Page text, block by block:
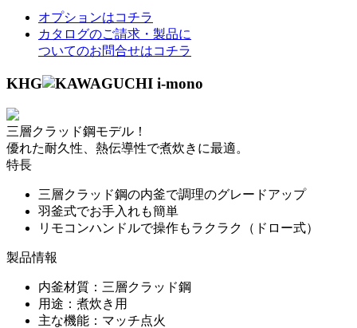
オプションはコチラ
カタログのご請求・製品に
ついてのお問合せはコチラ
KHG
三層クラッド鋼モデル！
優れた耐久性、熱伝導性で煮炊きに最適。
特長
三層クラッド鋼の内釜で調理のグレードアップ
羽釜式でお手入れも簡単
リモコンハンドルで操作もラクラク（ドロー式）
製品情報
内釜材質：三層クラッド鋼
用途：煮炊き用
主な機能：マッチ点火